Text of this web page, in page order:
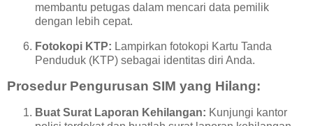
membantu petugas dalam mencari data pemilik
dengan lebih cepat.
Fotokopi KTP: Lampirkan fotokopi Kartu Tanda
Penduduk (KTP) sebagai identitas diri Anda.
Prosedur Pengurusan SIM yang Hilang:
Buat Surat Laporan Kehilangan: Kunjungi kantor